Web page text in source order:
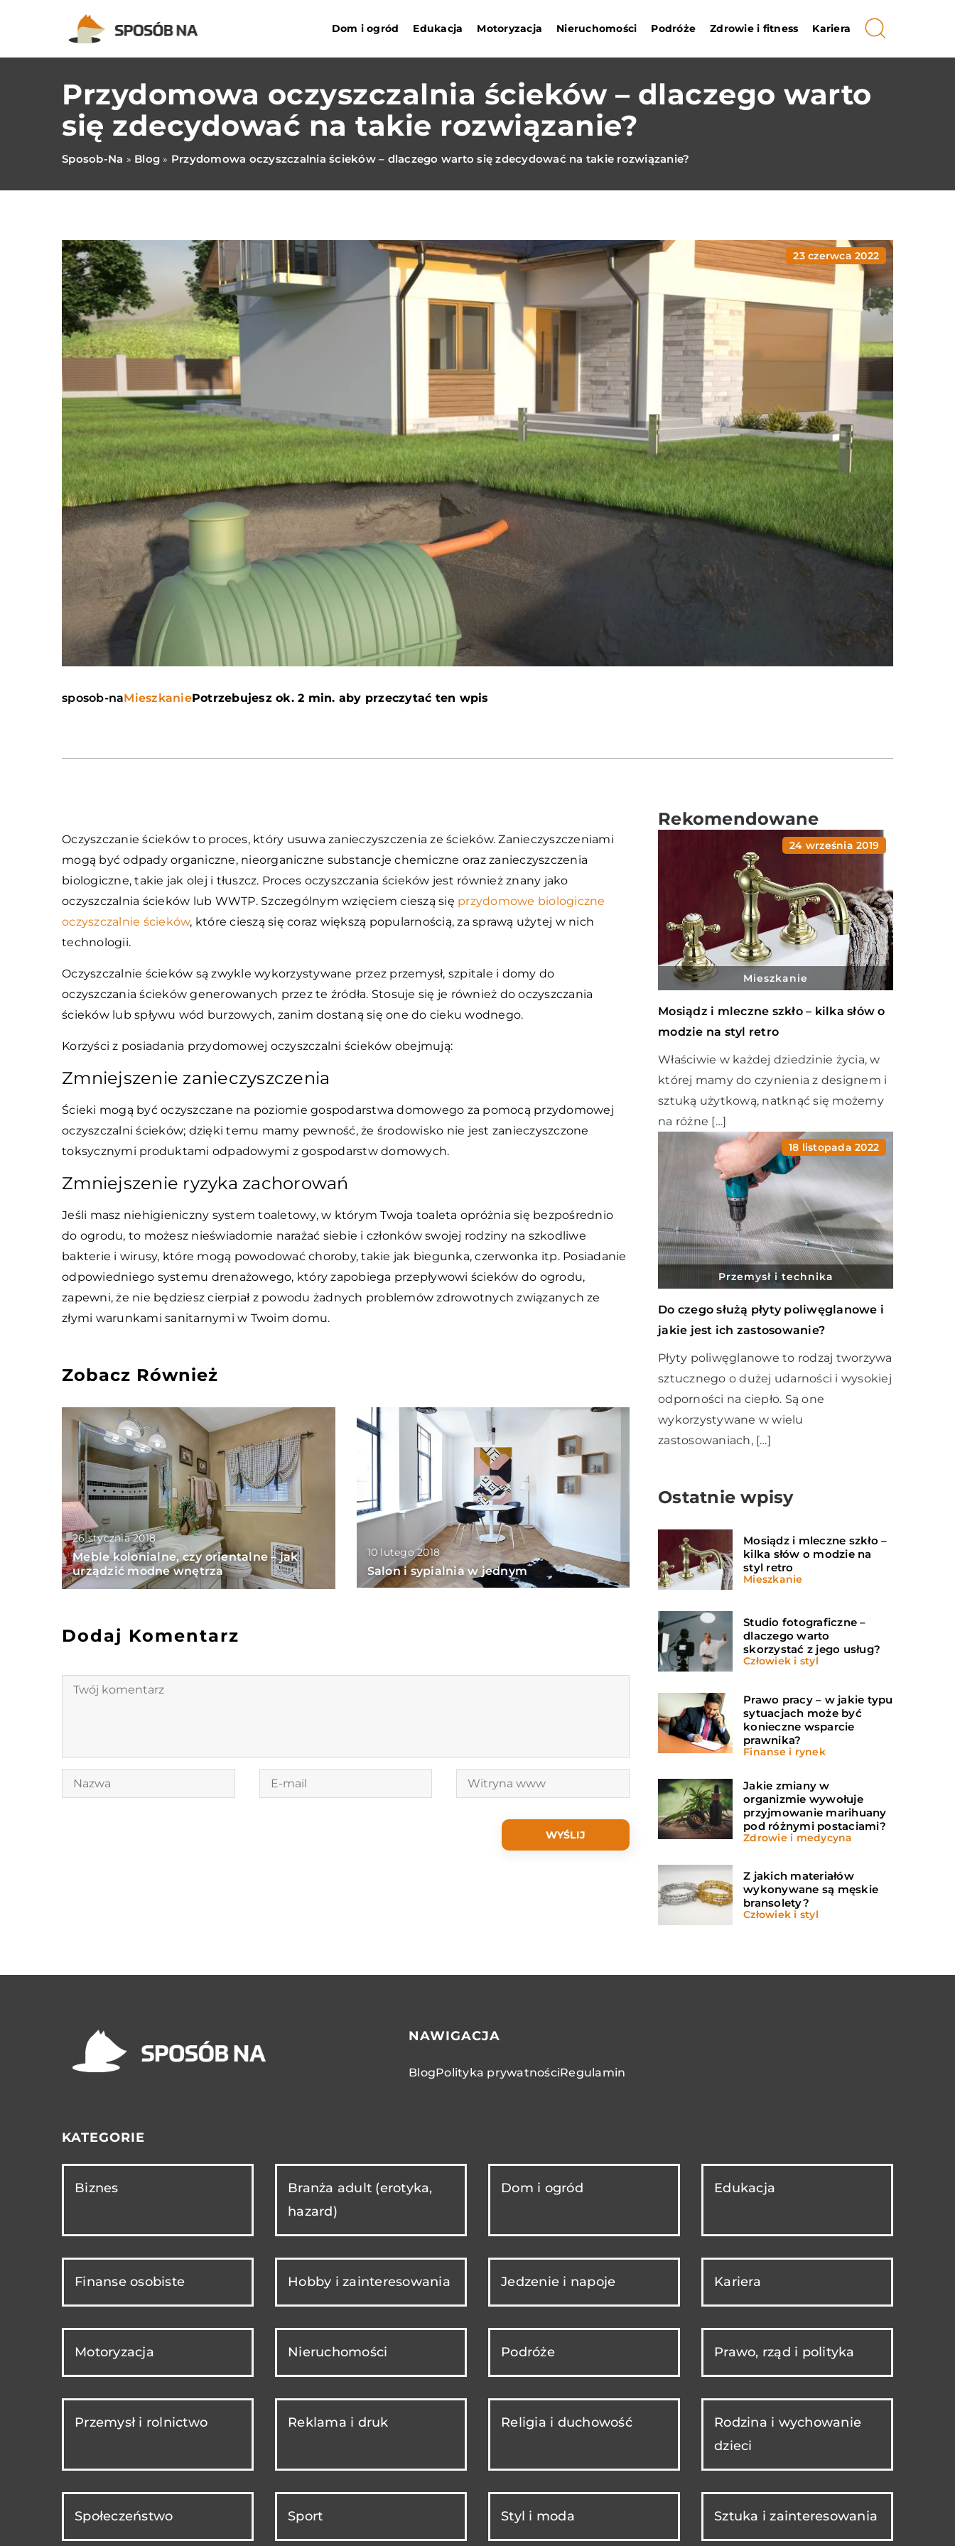
Dom i ogród Edukacja Motoryzacja Nieruchomości Podróże Zdrowie i fitness Kariera
Przydomowa oczyszczalnia ścieków – dlaczego warto
się zdecydować na takie rozwiązanie?
Sposob-Na » Blog » Przydomowa oczyszczalnia ścieków – dlaczego warto się zdecydować na takie rozwiązanie?
23 czerwca 2022
sposob-naMieszkaniePotrzebujesz ok. 2 min. aby przeczytać ten wpis
Oczyszczanie ścieków to proces, który usuwa zanieczyszczenia ze ścieków. Zanieczyszczeniami
mogą być odpady organiczne, nieorganiczne substancje chemiczne oraz zanieczyszczenia
biologiczne, takie jak olej i tłuszcz. Proces oczyszczania ścieków jest również znany jako
oczyszczalnia ścieków lub WWTP. Szczególnym wzięciem cieszą się przydomowe biologiczne
oczyszczalnie ścieków, które cieszą się coraz większą popularnością, za sprawą użytej w nich
technologii.
Oczyszczalnie ścieków są zwykle wykorzystywane przez przemysł, szpitale i domy do
oczyszczania ścieków generowanych przez te źródła. Stosuje się je również do oczyszczania
ścieków lub spływu wód burzowych, zanim dostaną się one do cieku wodnego.
Korzyści z posiadania przydomowej oczyszczalni ścieków obejmują:
Zmniejszenie zanieczyszczenia
Ścieki mogą być oczyszczane na poziomie gospodarstwa domowego za pomocą przydomowej
oczyszczalni ścieków; dzięki temu mamy pewność, że środowisko nie jest zanieczyszczone
toksycznymi produktami odpadowymi z gospodarstw domowych.
Zmniejszenie ryzyka zachorowań
Jeśli masz niehigieniczny system toaletowy, w którym Twoja toaleta opróżnia się bezpośrednio
do ogrodu, to możesz nieświadomie narażać siebie i członków swojej rodziny na szkodliwe
bakterie i wirusy, które mogą powodować choroby, takie jak biegunka, czerwonka itp. Posiadanie
odpowiedniego systemu drenażowego, który zapobiega przepływowi ścieków do ogrodu,
zapewni, że nie będziesz cierpiał z powodu żadnych problemów zdrowotnych związanych ze
złymi warunkami sanitarnymi w Twoim domu.
Zobacz Również
26 stycznia 2018
Meble kolonialne, czy orientalne – jak
urządzić modne wnętrza
10 lutego 2018
Salon i sypialnia w jednym
Dodaj Komentarz
Rekomendowane
24 września 2019
Mieszkanie
Mosiądz i mleczne szkło – kilka słów o
modzie na styl retro
Właściwie w każdej dziedzinie życia, w
której mamy do czynienia z designem i
sztuką użytkową, natknąć się możemy
na różne […]
18 listopada 2022
Przemysł i technika
Do czego służą płyty poliwęglanowe i
jakie jest ich zastosowanie?
Płyty poliwęglanowe to rodzaj tworzywa
sztucznego o dużej udarności i wysokiej
odporności na ciepło. Są one
wykorzystywane w wielu
zastosowaniach, […]
Ostatnie wpisy
Mosiądz i mleczne szkło –
kilka słów o modzie na
styl retro
Mieszkanie
Studio fotograficzne –
dlaczego warto
skorzystać z jego usług?
Człowiek i styl
Prawo pracy – w jakie typu
sytuacjach może być
konieczne wsparcie
prawnika?
Finanse i rynek
Jakie zmiany w
organizmie wywołuje
przyjmowanie marihuany
pod różnymi postaciami?
Zdrowie i medycyna
Z jakich materiałów
wykonywane są męskie
bransolety?
Człowiek i styl
NAWIGACJA
BlogPolityka prywatnościRegulamin
KATEGORIE
Biznes
Branża adult (erotyka,
hazard)
Dom i ogród Edukacja
Finanse osobiste Hobby i zainteresowania Jedzenie i napoje Kariera
Motoryzacja Nieruchomości Podróże Prawo, rząd i polityka
Przemysł i rolnictwo Reklama i druk Religia i duchowość
Rodzina i wychowanie
dzieci
Społeczeństwo Sport Styl i moda Sztuka i zainteresowania